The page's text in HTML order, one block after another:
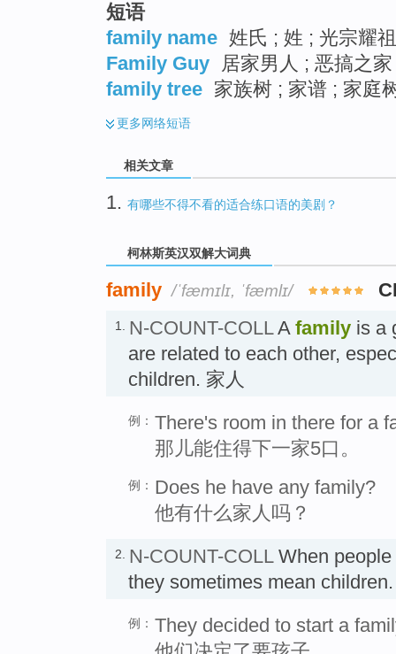
短语
family name 姓氏 ; 姓 ; 光宗耀祖
Family Guy 居家男人 ; 恶搞之
family tree 家族树 ; 家谱 ; 家庭
更多网络短语
相关文章
1. 有哪些不得不看的适合练口语的美剧？
柯林斯英汉双解大词典
family /ˈfæmɪlɪ, ˈfæmlɪ/
1. N-COUNT-COLLA family is a
are related to each other,
children. 家人
例： There's room in there for a
那儿能住得下一家5口。
例： Does he have any family?
他有什么家人吗？
2. N-COUNT-COLLWhen
they sometimes mean
例： They decided to start a